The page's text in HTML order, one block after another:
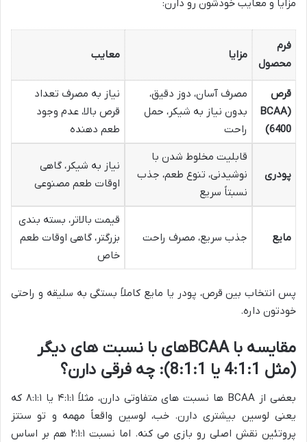
مزایا و معایب خودشون رو دارن:
فرم
محصول
مزایا معایب
قرص
(BCAA
6400)
مصرف آسان، دوز دقیق،
بدون نیاز به شیکر، حمل
راحت
نیاز به مصرف تعداد
قرص بالا، عدم وجود
طعم دهنده
پودری
قابلیت مخلوط شدن با
نوشیدنی، تنوع طعم، جذب
نسبتاً سریع
نیاز به شیکر، گاهی
اوقات طعم مصنوعی
مایع جذب سریع، مصرف راحت
قیمت بالاتر، بسته بندی
بزرگتر، گاهی اوقات طعم
خاص
پس انتخاب بین قرص، پودر یا مایع کاملاً بستگی به سلیقه و راحتی
خودتون داره.
مقایسه با BCAAهای با نسبت های دیگر
(مثل 4:1:1 یا 8:1:1): چه فرقی دارن؟
بعضی از BCAA ها نسبت های متفاوتی دارن، مثلاً ۴:۱:۱ یا ۸:۱:۱ که
یعنی لوسین بیشتری دارن. خب، لوسین واقعاً مهمه و تو سنتز
پروتئین نقش اصلی رو بازی می کنه. اما نسبت ۲:۱:۱ هم بر اساس